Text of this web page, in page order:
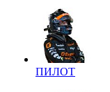
ПИЛОТ